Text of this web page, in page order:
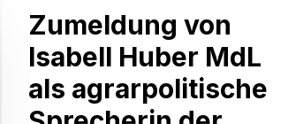
Zumeldung
von
Isabell
Huber
Zumeldung von
Isabell Huber MdL
als agrarpolitische